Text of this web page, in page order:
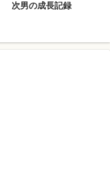
次男の成長記録